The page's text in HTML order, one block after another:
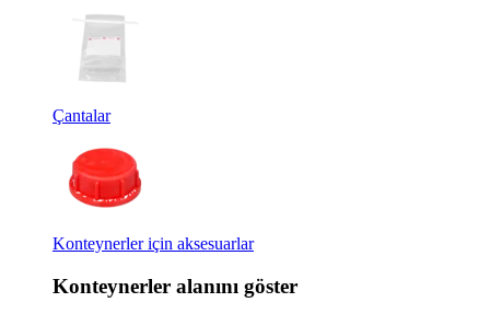
Çantalar
Konteynerler için aksesuarlar
Konteynerler alanını göster